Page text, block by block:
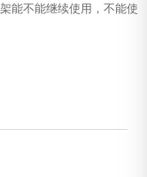
能不能继续使用，不能使